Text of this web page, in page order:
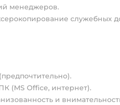
менеджеров.
служебных
(MS Office, интернет).
и